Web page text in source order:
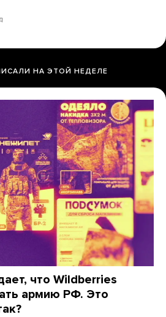
НА ЭТОЙ НЕДЕЛЕ
что Wildberries
армию РФ. Это